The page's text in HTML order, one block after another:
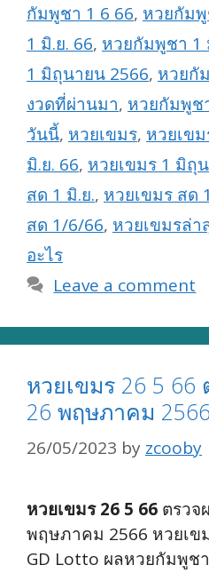
กัมพูชา 1 6 66, หวยกัม
1 มิ.ย. 66, หวยกัมพูชา 1
1 มิถุนายน 2566, หวยกั
งวดที่ผ่านมา, หวยกัมพูช
วันนี้, หวยเขมร, หวยเข
มิ.ย. 66, หวยเขมร 1 มิถุ
สด 1 มิ.ย., หวยเขมร สด
สด 1/6/66, หวยเขมรล่า
อะไร
Leave a comment
หวยเขมร 26 5
26 พฤษภาคม 2566
26/05/2023 by zcooby
หวยเขมร 26 5 66 ตรวจ
พฤษภาคม 2566 หวยเข
GD Lotto ผลหวยกัมพูช